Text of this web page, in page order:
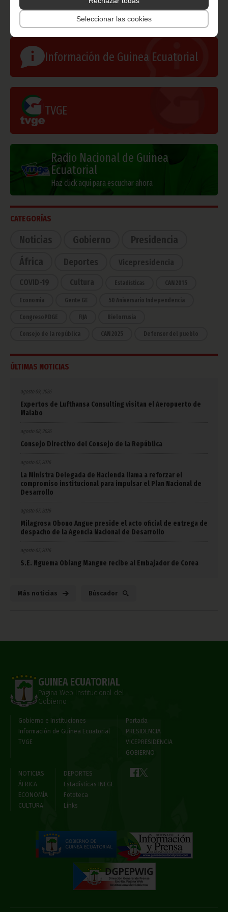
Seleccionar las cookies
Gobierno e Instituciones
Información de Guinea Ecuatorial
TVGE
Radio Nacional de Guinea
Ecuatorial
Haz click aquí para escuchar ahora
CATEGORÍAS
Noticias Gobierno
Presidencia
África
Deportes Vicepresidencia
COVID-19 Cultura Estadísticas CAN 2015
Economía Gente GE 50 Aniversario Independencia
CongresoPDGE FIJA Bielorrusia
Consejo de la república CAN 2025 Defensor del pueblo
ÚLTIMAS NOTICIAS
agosto 09, 2026
Expertos de Lufthansa Consulting visitan el Aeropuerto de
Malabo
agosto 08, 2026
Consejo Directivo del Consejo de la República
agosto 07, 2026
La Ministra Delegada de Hacienda llama a reforzar el
compromiso institucional para impulsar el Plan Nacional de
Desarrollo
agosto 07, 2026
Milagrosa Obono Angue preside el acto oficial de entrega de
despacho de la Agencia Nacional de Desarrollo
agosto 07, 2026
S.E. Nguema Obiang Mangue recibe al Embajador de Corea
Más noticias Búscador
GUINEA ECUATORIAL
Página Web Institucional del
Gobierno
Gobierno e Instituciones
Información de Guinea Ecuatorial
TVGE
Portada
PRESIDENCIA
VICEPRESIDENCIA
GOBIERNO
NOTICIAS
ÁFRICA
ECONOMÍA
CULTURA
DEPORTES
Estadísticas INEGE
Fototeca
Links